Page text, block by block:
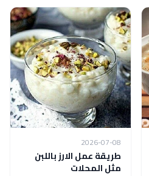
2026-07-08
طريقة عمل الارز باللبن
مثل المحلات